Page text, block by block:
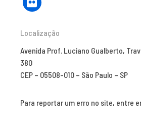
Localização
Avenida Prof. Luciano Gualberto,
380
CEP – 05508-010 – São Paulo – SP
Para reportar um erro no site, entre